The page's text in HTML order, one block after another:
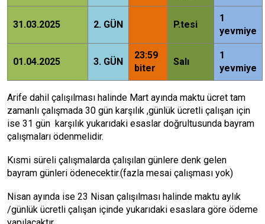
31.03.2025 2. GÜN P.tesi
1
yevmiye
01.04.2025 3. GÜN
23:59
biter
Salı
1
yevmiye
Arife dahil çalışılması halinde Mart ayında maktu ücret tam
zamanlı çalışmada 30 gün karşılık ,günlük ücretli çalışan için
ise 31 gün karşılık yukarıdaki esaslar doğrultusunda bayram
çalışmaları ödenmelidir.
Kısmi süreli çalışmalarda çalışılan günlere denk gelen
bayram günleri ödenecektir.(fazla mesai çalışması yok)
Nisan ayında ise 23 Nisan çalışılması halinde maktu aylık
/günlük ücretli çalışan içinde yukarıdaki esaslara göre ödeme